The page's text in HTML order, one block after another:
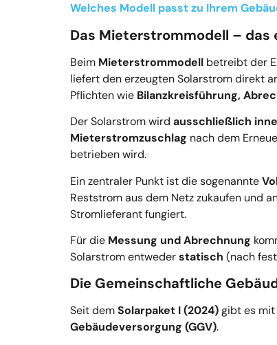
Welches Modell passt zu Ihrem
Das Mieterstrommodell – das
Beim Mieterstrommodell betreibt der
liefert den erzeugten Solarstrom direkt
Pflichten wie Bilanzkreisführung,
Der Solarstrom wird ausschließlich
Mieterstromzuschlag nach dem
betrieben wird.
Ein zentraler Punkt ist die sogenannte
Reststrom aus dem Netz zukaufen und
Stromlieferant fungiert.
Für die Messung und Abrechnung
Solarstrom entwederstatisch (nach
Die Gemeinschaftliche
Seit demSolarpaket I (2024)gibt es mit
Gebäudeversorgung (GGV).